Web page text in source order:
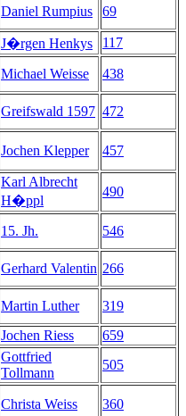
Daniel Rumpius 69
J�rgen Henkys
117
Michael Weisse
438
Greifswald 1597 472
Jochen Klepper 457
Karl Albrecht
H�ppl
490
15. Jh.
546
Gerhard Valentin 266
Martin Luther
319
Jochen Riess
659
Gottfried
Tollmann
505
Christa Weiss 360